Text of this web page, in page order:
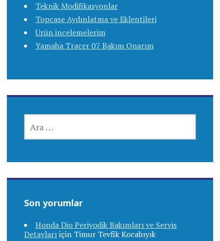
Teknik Modifikasyonlar
Topcase Aydınlatma ve Eklentileri
Ürün incelemelerim
Yamaha Tracer 07 Bakım Onarım
Son yorumlar
Honda Dio Periyodik Bakımları ve Servis
Detaylarıiçin Timur Tevfik Kocabıyık